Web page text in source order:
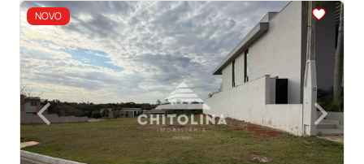
NOVO
<<<<
‹Previous ›
Next